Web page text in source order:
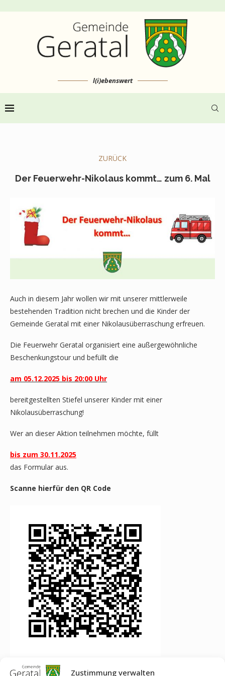
Zustimmung verwalten
l(i)ebenswert
ZURÜCK
Der Feuerwehr-Nikolaus kommt… zum 6. Mal
Auch in diesem Jahr wollen wir mit unserer mittlerweile
bestehenden Tradition nicht brechen und die Kinder der
Gemeinde Geratal mit einer Nikolausüberraschung erfreuen.
Die Feuerwehr Geratal organisiert eine außergewöhnliche
Beschenkungstour und befüllt die
am 05.12.2025 bis 20:00 Uhr
bereitgestellten Stiefel unserer Kinder mit einer
Nikolausüberraschung!
Wer an dieser Aktion teilnehmen möchte, füllt
bis zum 30.11.2025
das Formular aus.
Scanne hierfür den QR Code
Oder Ihr meldet euch wie gewohnt beiJF-Leiter@gemeinde-